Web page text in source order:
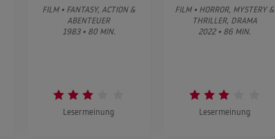
FILM • FANTASY, ACTION &
ABENTEUER
1983 • 80 MIN.
Lesermeinung
FILM • HORROR, MYSTERY &
THRILLER, DRAMA
2022 • 86 MIN.
Lesermeinung